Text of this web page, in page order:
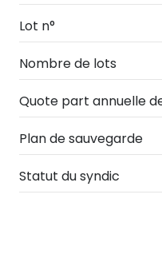
Lot n°
Nombre de lots
Quote part annuelle
Plan de sauvegarde
Statut du syndic